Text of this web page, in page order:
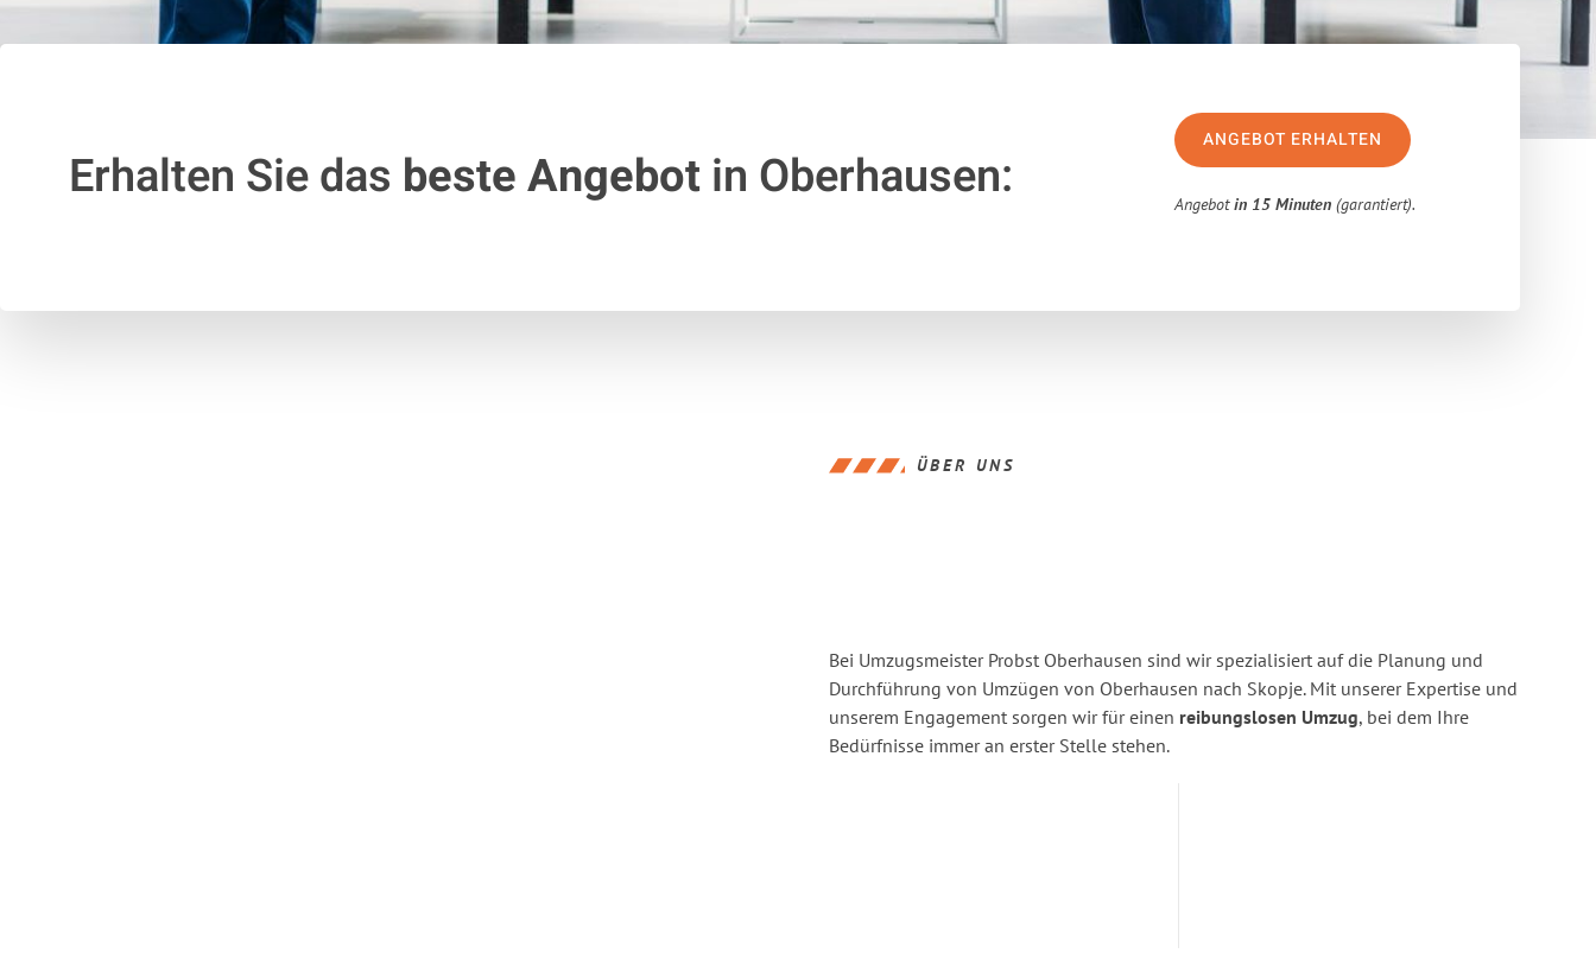
Erhalten Sie das beste Angebotin Oberhausen:
ANGEBOT ERHALTEN
Angebotin 15 Minuten (garantiert).
ÜBER UNS
Bei Umzugsmeister Probst Oberhausen sind wir spezialisiert auf die Planung und
Durchführung von Umzügen von Oberhausen nach Skopje. Mit unserer Expertise und
unserem Engagement sorgen wir für einen reibungslosen Umzug, bei dem Ihre
Bedürfnisse immer an erster Stelle stehen.